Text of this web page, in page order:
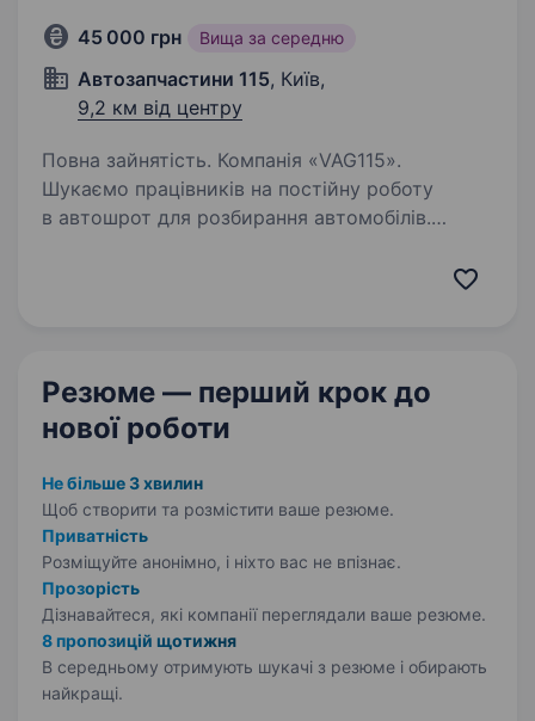
45 000 грн Вища за середню
Автозапчастини 115, Київ,
9,2 км від центру
Повна зайнятість. Компанія «VAG115».
Шукаємо працівників на постійну роботу
в автошрот для розбирання автомобілів.
Резюме — перший крок до
нової роботи
Не більше 3 хвилин
Щоб створити та розмістити ваше резюме.
Приватність
Розміщуйте анонімно, і ніхто вас не впізнає.
Прозорість
Дізнавайтеся, які компанії переглядали ваше резюме.
8 пропозицій щотижня
В середньому отримують шукачі з резюме і обирають
найкращі.